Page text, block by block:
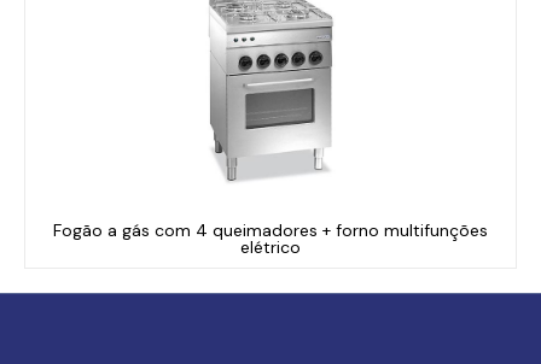
Fogão a gás com 4 queimadores + forno multifunções
elétrico